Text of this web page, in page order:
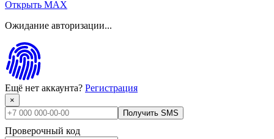
Открыть MAX
Ожидание авторизации...
Ещё нет аккаунта? Регистрация
×
Получить SMS
Проверочный код